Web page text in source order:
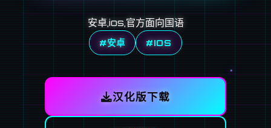
安卓,ios,官方面向国语
#安卓 #IOS
汉化版下载